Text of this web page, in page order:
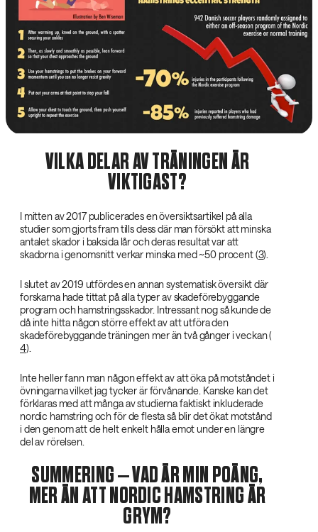
VILKA DELAR AV TRÄNINGEN ÄR
VIKTIGAST?
I mitten av 2017 publicerades en översiktsartikel på alla
studier som gjorts fram tills dess där man försökt att minska
antalet skador i baksida lår och deras resultat var att
skadorna i genomsnitt verkar minska med ~50 procent (3).
I slutet av 2019 utfördes en annan systematisk översikt där
forskarna hade tittat på alla typer av skadeförebyggande
program och hamstringsskador. Intressant nog så kunde de
då inte hitta någon större effekt av att utföra den
skadeförebyggande träningen mer än två gånger i veckan (
4).
Inte heller fann man någon effekt av att öka på motståndet i
övningarna vilket jag tycker är förvånande. Kanske kan det
förklaras med att många av studierna faktiskt inkluderade
nordic hamstring och för de flesta så blir det ökat motstånd
i den genom att de helt enkelt hålla emot under en längre
del av rörelsen.
SUMMERING – VAD ÄR MIN POÄNG,
MER ÄN ATT NORDIC HAMSTRING ÄR
GRYM?